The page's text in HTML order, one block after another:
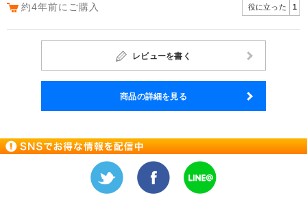
約4年前にご購入 役に立った 1
レビューを書く
商品の詳細を見る